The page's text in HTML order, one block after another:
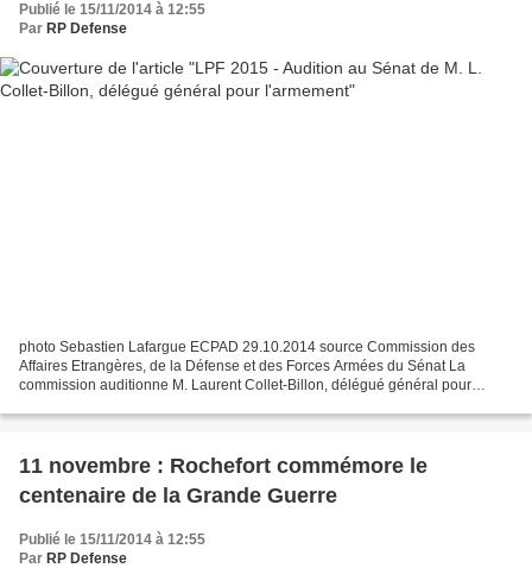
Publié le 15/11/2014 à 12:55
Par RP Defense
photo Sebastien Lafargue ECPAD 29.10.2014 source Commission des
Affaires Etrangères, de la Défense et des Forces Armées du Sénat La
commission auditionne M. Laurent Collet-Billon, délégué général pour
11 novembre : Rochefort commémore le
centenaire de la Grande Guerre
Publié le 15/11/2014 à 12:55
Par RP Defense